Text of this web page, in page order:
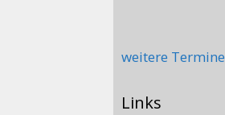
weitere Termine
Links